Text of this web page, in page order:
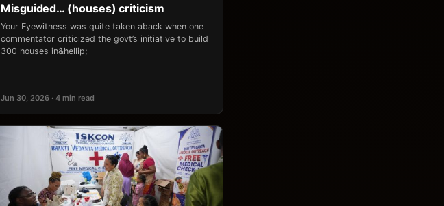
Misguided… (houses) criticism
Your Eyewitness was quite taken aback when one
commentator criticized the govt’s initiative to build
300 houses in&hellip;
Jun 30, 2026 · 4 min read